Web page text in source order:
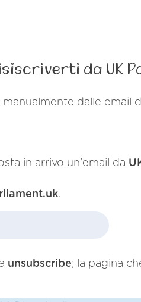
da UK
dalle email
in arrivo un'email da
.
unsubscribe; la pagina